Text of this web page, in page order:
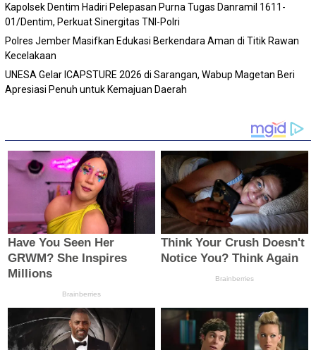
Kapolsek Dentim Hadiri Pelepasan Purna Tugas Danramil 1611-
01/Dentim, Perkuat Sinergitas TNI-Polri
Polres Jember Masifkan Edukasi Berkendara Aman di Titik Rawan
Kecelakaan
‎UNESA Gelar ICAPSTURE 2026 di Sarangan, Wabup Magetan Beri
Apresiasi Penuh untuk Kemajuan Daerah